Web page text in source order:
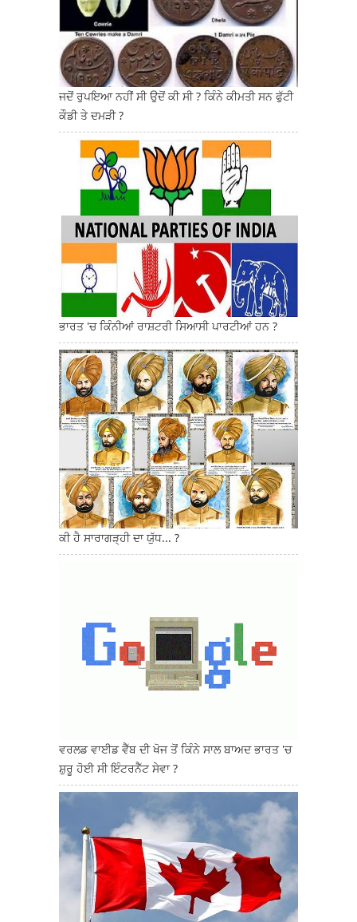
ਜਦੋਂ ਰੁਪਇਆ ਨਹੀਂ ਸੀ ਉਦੋਂ ਕੀ ਸੀ ? ਕਿੰਨੇ ਕੀਮਤੀ ਸਨ ਫੁੱਟੀ
ਕੌਡੀ ਤੇ ਦਮੜੀ ?
ਭਾਰਤ 'ਚ ਕਿੰਨੀਆਂ ਰਾਸ਼ਟਰੀ ਸਿਆਸੀ ਪਾਰਟੀਆਂ ਹਨ ?
ਕੀ ਹੈ ਸਾਰਾਗੜ੍ਹੀ ਦਾ ਯੁੱਧ... ?
ਵਰਲਡ ਵਾਈਡ ਵੈੱਬ ਦੀ ਖੋਜ ਤੋਂ ਕਿੰਨੇ ਸਾਲ ਬਾਅਦ ਭਾਰਤ 'ਚ
ਸ਼ੁਰੂ ਹੋਈ ਸੀ ਇੰਟਰਨੈੱਟ ਸੇਵਾ ?